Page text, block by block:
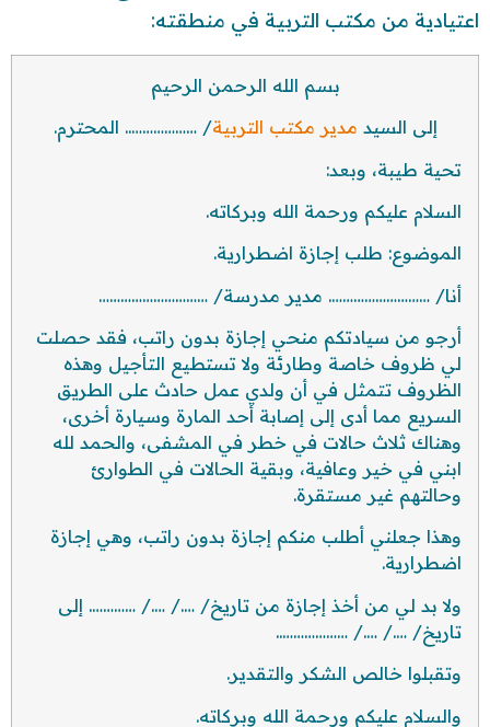
اعتيادية من مكتب التربية في منطقته:
بسم الله الرحمن الرحيم
إلى السيد مدير مكتب التربية/ ……………….. المحترم.
تحية طيبة، وبعد:
السلام عليكم ورحمة الله وبركاته.
الموضوع: طلب إجازة اضطرارية.
أنا/ ………………………. مدير مدرسة/ …………………………
أرجو من سيادتكم منحي إجازة بدون راتب، فقد حصلت
لي ظروف خاصة وطارئة ولا تستطيع التأجيل وهذه
الظروف تتمثل في أن ولدي عمل حادث على الطريق
السريع مما أدى إلى إصابة أحد المارة وسيارة أخرى،
وهناك ثلاث حالات في خطر في المشفى، والحمد لله
ابني في خير وعافية، وبقية الحالات في الطوارئ
وحالتهم غير مستقرة.
وهذا جعلني أطلب منكم إجازة بدون راتب، وهي إجازة
اضطرارية.
ولا بد لي من أخذ إجازة من تاريخ/ …./ …./ …………. إلى
تاريخ/ …./ …./ ………………..
وتقبلوا خالص الشكر والتقدير.
والسلام عليكم ورحمة الله وبركاته.